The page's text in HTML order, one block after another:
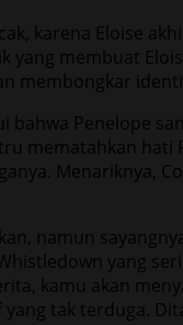
karena Eloise
yang membuat
membongkar
bahwa Penelope
mematahkan
Menariknya,
namun
yang
kamu akan
tak terduga.